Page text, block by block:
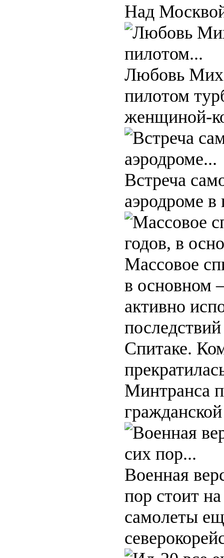
Над
Любовь
пилотом
женщиной-
Встреча
аэродроме
Массовое
в основном
активно
Спитаке.
Минтранса
Военная
пор стоит
самолеты